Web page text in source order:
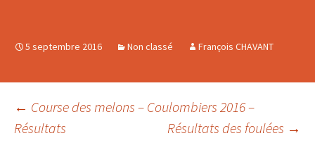
5 septembre 2016 Non classé François CHAVANT
Navigation
← Course des melons – Coulombiers 2016 –
Résultats
Résultats des foulées →